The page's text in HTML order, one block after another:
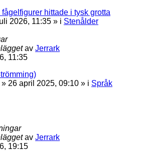
hittade i tysk grotta
2026, 11:35 » i Stenålder
av Jerrark
11:35
» 26 april 2025, 09:10 » i Språk
av Jerrark
19:15